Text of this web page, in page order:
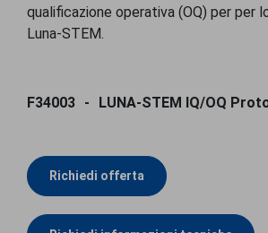
qualificazione operativa (OQ) per per
Luna-STEM.
F34003 LUNA-STEM IQ/OQ
Richiedi offerta